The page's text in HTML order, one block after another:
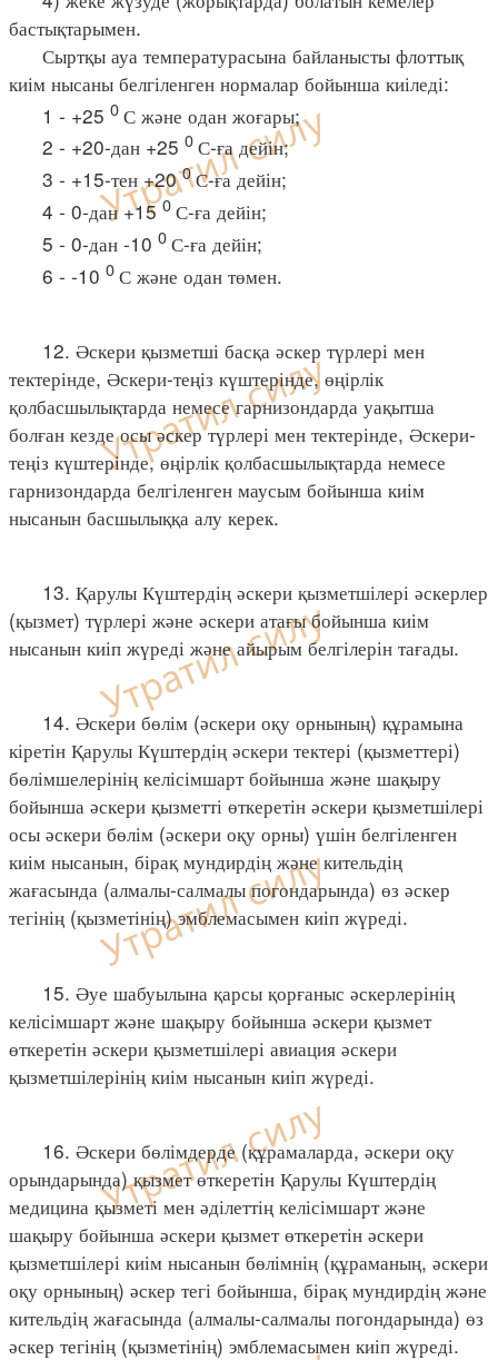
бастықтарымен.
Сыртқы ауа температурасына байланысты флоттық
киім нысаны белгіленген нормалар бойынша киіледі:
1 - +25 0С және одан жоғары;
2 - +20-дан +25 0С-ға дейін;
3 - +15-тен +200С-ға дейін;
4 - 0-дан +150С-ға дейін;
5 - 0-дан -10 0С-ға дейін;
6 - -10 0С және одан төмен.
12. Әскери қызметші басқа әскер түрлері мен
тектерінде, Әскери-теңіз күштерінде, өңірлік
қолбасшылықтарда немесе гарнизондарда уақытша
болған кезде осы әскер түрлері мен тектерінде, Әскери-
теңіз күштерінде, өңірлік қолбасшылықтарда немесе
гарнизондарда белгіленген маусым бойынша киім
нысанын басшылыққа алу керек.
13. Қарулы Күштердің әскери қызметшілері әскерлер
(қызмет) түрлері және әскери атағы бойынша киім
нысанын киіп жүреді және айырым белгілерін тағады.
14. Әскери бөлім (әскери оқу орнының) құрамына
кіретін Қарулы Күштердің әскери тектері (қызметтері)
бөлімшелерінің келісімшарт бойынша және шақыру
бойынша әскери қызметті өткеретін әскери қызметшілері
осы әскери бөлім (әскери оқу орны) үшін белгіленген
киім нысанын, бірақ мундирдің және кительдің
жағасында (алмалы-салмалы погондарында) өз әскер
тегінің (қызметінің) эмблемасымен киіп жүреді.
15. Әуе шабуылына қарсы қорғаныс әскерлерінің
келісімшарт және шақыру бойынша әскери қызмет
өткеретін әскери қызметшілері авиация әскери
қызметшілерінің киім нысанын киіп жүреді.
16. Әскери бөлімдерде (құрамаларда, әскери оқу
орындарында) қызмет өткеретін Қарулы Күштердің
медицина қызметі мен әділеттің келісімшарт және
шақыру бойынша әскери қызмет өткеретін әскери
қызметшілері киім нысанын бөлімнің (құраманың, әскери
оқу орнының) әскер тегі бойынша, бірақ мундирдің және
кительдің жағасында (алмалы-салмалы погондарында) өз
әскер тегінің (қызметінің) эмблемасымен киіп жүреді.